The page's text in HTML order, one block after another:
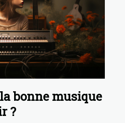
bonne musique
?